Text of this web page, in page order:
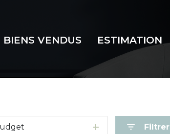
BIENS VENDUS ESTIMATION
Filtrer